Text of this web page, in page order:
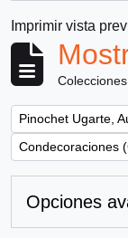
Imprimir vista
Colecciones
Remove filter:
Pinochet Ugarte,
Remove filter:
Condecoraciones
Opciones